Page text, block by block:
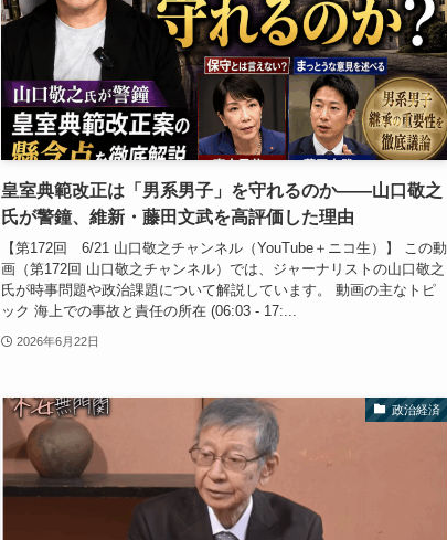
皇室典範改正は「男系男子」を守れるのか――山口敬之
氏が警鐘、維新・藤田文武を高評価した理由
【第172回 6/21 山口敬之チャンネル（YouTube＋ニコ生）】 この動
画（第172回 山口敬之チャンネル）では、ジャーナリストの山口敬之
氏が時事問題や政治課題について解説しています。 動画の主なトピ
ック 海上での事故と責任の所在 (06:03 - 17:...
2026年6月22日
政治経済